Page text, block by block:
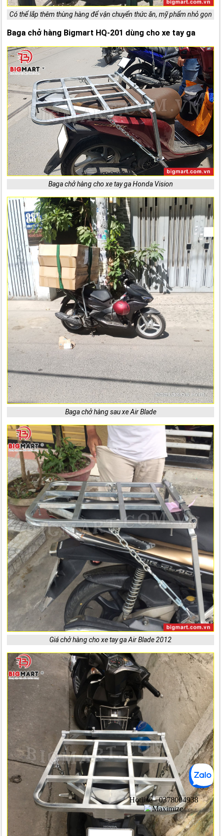
Có thể lắp thêm thùng hàng để vận chuyển thức ăn, mỹ phẩm nhỏ gọn
Baga chở hàng Bigmart HQ-201 dùng cho xe tay ga
Baga chở hàng cho xe tay ga Honda Vision
Baga chở hàng sau xe Air Blade
Giá chở hàng cho xe tay ga Air Blade 2012